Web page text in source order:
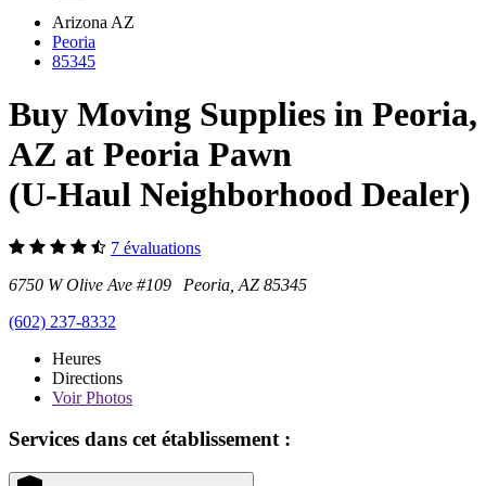
Arizona AZ
Peoria
85345
Buy Moving Supplies in Peoria,
AZ at Peoria Pawn
(U-Haul Neighborhood Dealer)
7 évaluations
6750 W Olive Ave #109 Peoria, AZ 85345
(602) 237-8332
Heures
Directions
VoirPhotos
Services dans cet établissement :